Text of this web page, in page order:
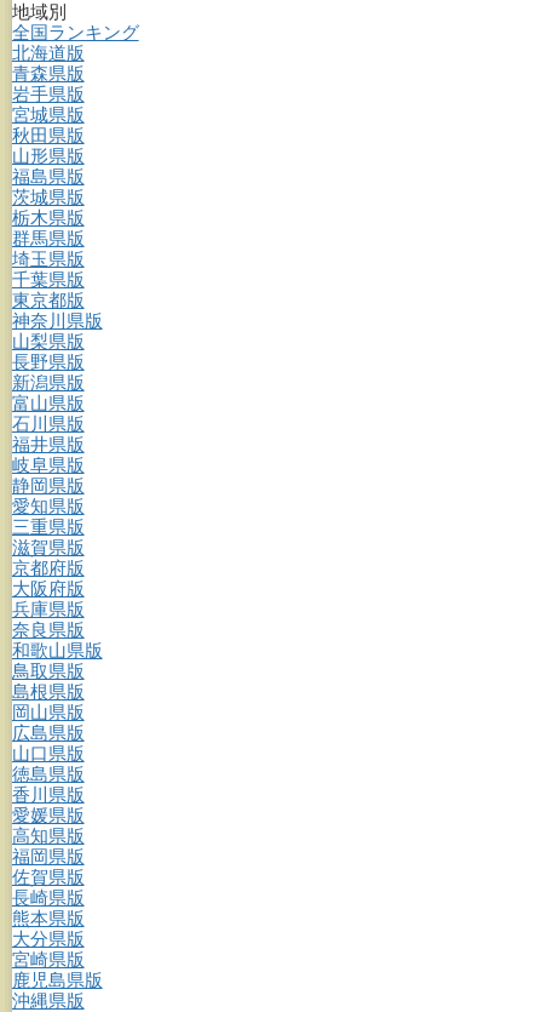
地域別
全国ランキング
北海道版
青森県版
岩手県版
宮城県版
秋田県版
山形県版
福島県版
茨城県版
栃木県版
群馬県版
埼玉県版
千葉県版
東京都版
神奈川県版
山梨県版
長野県版
新潟県版
富山県版
石川県版
福井県版
岐阜県版
静岡県版
愛知県版
三重県版
滋賀県版
京都府版
大阪府版
兵庫県版
奈良県版
和歌山県版
鳥取県版
島根県版
岡山県版
広島県版
山口県版
徳島県版
香川県版
愛媛県版
高知県版
福岡県版
佐賀県版
長崎県版
熊本県版
大分県版
宮崎県版
鹿児島県版
沖縄県版